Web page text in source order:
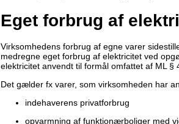
Eget forbrug af
Virksomhedens forbrug af egne varer
medregne eget forbrug af elektricitet ved
elektricitet anvendt til formål omfattet af ML §
Det gælder fx varer, som virksomheden har
indehaverens privatforbrug
opvarmning af funktionærboliger med